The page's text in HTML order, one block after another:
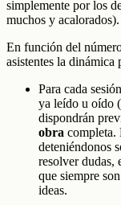
simplemente por los
muchos y acalorados).
En función del
asistentes la
Para cada
ya leído u oído
dispondrán
obra completa.
deteniéndonos
resolver dudas,
que siempre
ideas.